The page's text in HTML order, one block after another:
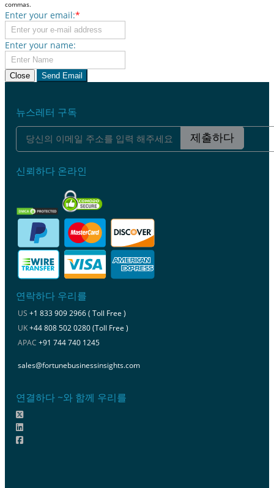
commas.
Enter your email:*
Enter your name:
Close Send Email
뉴스레터 구독
제출하다
신뢰하다 온라인
연락하다 우리를
US +1 833 909 2966 ( Toll Free )
UK+44 808 502 0280 (Toll Free )
APAC +91 744 740 1245
sales@fortunebusinessinsights.com
연결하다 ~와 함께 우리를